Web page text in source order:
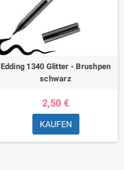
Edding 1340 Glitter - Brushpen
schwarz
2,50 €
KAUFEN